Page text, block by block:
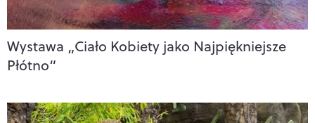
Wystawa „Ciało Kobiety jako Najpiękniejsze
Płótno“